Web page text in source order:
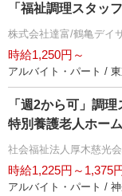
「福祉調理スタッ
株式会社達富/鶴亀デイ
時給1,250円～
アルバイト・パート /
「週2から可」調
特別養護老人ホー
社会福祉法人厚木慈光
時給1,225円～1,375
アルバイト・パート /